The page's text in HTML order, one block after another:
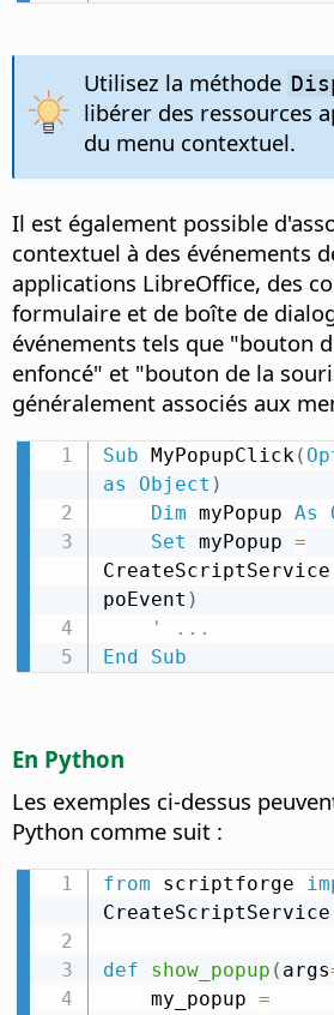
Utilisez la méthode
libérer des ressources
du menu contextuel.
Il est également possible
contextuel à des événements
applications LibreOffice, des
formulaire et de boîte de
événements tels que "bouton
enfoncé" et "bouton de la
généralement associés aux
Sub MyPopupClick (
as
Object )
Dim myPopup As
Set myPopup =
CreateScriptService
poEvent )
' ...
End
Sub
En Python
Les exemples ci-dessus
Python comme suit :
from scriptforge
CreateScriptService
def show_popup ( args
    my_popup
=